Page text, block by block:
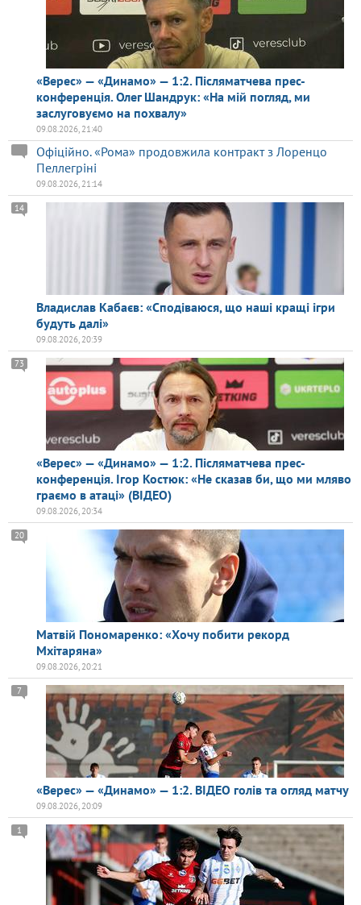
«Верес» — «Динамо» — 1:2. Післяматчева прес-
конференція. Олег Шандрук: «На мій погляд, ми
заслуговуємо на похвалу»
09.08.2026, 21:40
Офіційно. «Рома» продовжила контракт з Лоренцо
Пеллегріні
09.08.2026, 21:14
Владислав Кабаєв: «Сподіваюся, що наші кращі ігри
будуть далі»
14
09.08.2026, 20:39
«Верес» — «Динамо» — 1:2. Післяматчева прес-
конференція. Ігор Костюк: «Не сказав би, що ми мляво
граємо в атаці» (ВІДЕО)
73
09.08.2026, 20:34
Матвій Пономаренко: «Хочу побити рекорд
Мхітаряна»
20
09.08.2026, 20:21
«Верес» — «Динамо» — 1:2. ВІДЕО голів та огляд матчу
7
09.08.2026, 20:09
1